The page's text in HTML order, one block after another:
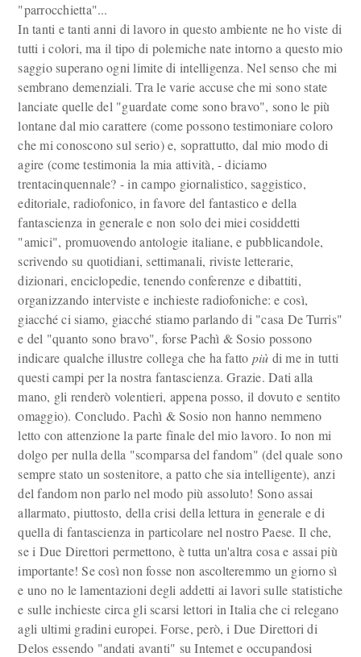
"parrocchietta"...
In tanti e tanti anni di lavoro in questo ambiente ne ho viste di
tutti i colori, ma il tipo di polemiche nate intorno a questo mio
saggio superano ogni limite di intelligenza. Nel senso che mi
sembrano demenziali. Tra le varie accuse che mi sono state
lanciate quelle del "guardate come sono bravo", sono le più
lontane dal mio carattere (come possono testimoniare coloro
che mi conoscono sul serio) e, soprattutto, dal mio modo di
agire (come testimonia la mia attività, - diciamo
trentacinquennale? - in campo giornalistico, saggistico,
editoriale, radiofonico, in favore del fantastico e della
fantascienza in generale e non solo dei miei cosiddetti
"amici", promuovendo antologie italiane, e pubblicandole,
scrivendo su quotidiani, settimanali, riviste letterarie,
dizionari, enciclopedie, tenendo conferenze e dibattiti,
organizzando interviste e inchieste radiofoniche: e così,
giacché ci siamo, giacché stiamo parlando di "casa De Turris"
e del "quanto sono bravo", forse Pachì & Sosio possono
indicare qualche illustre collega che ha fatto più di me in tutti
questi campi per la nostra fantascienza. Grazie. Dati alla
mano, gli renderò volentieri, appena posso, il dovuto e sentito
omaggio). Concludo. Pachì & Sosio non hanno nemmeno
letto con attenzione la parte finale del mio lavoro. Io non mi
dolgo per nulla della "scomparsa del fandom" (del quale sono
sempre stato un sostenitore, a patto che sia intelligente), anzi
del fandom non parlo nel modo più assoluto! Sono assai
allarmato, piuttosto, della crisi della lettura in generale e di
quella di fantascienza in particolare nel nostro Paese. Il che,
se i Due Direttori permettono, è tutta un'altra cosa e assai più
importante! Se così non fosse non ascolteremmo un giorno sì
e uno no le lamentazioni degli addetti ai lavori sulle statistiche
e sulle inchieste circa gli scarsi lettori in Italia che ci relegano
agli ultimi gradini europei. Forse, però, i Due Direttori di
Delos essendo "andati avanti" su Intemet e occupandosi